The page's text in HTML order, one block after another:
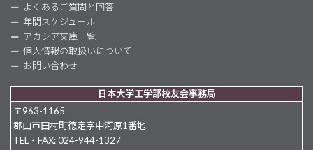
よくあるご質問と回答
年間スケジュール
アカシア文庫一覧
個人情報の取扱いについて
お問い合わせ
日本大学工学部校友会事務局
〒963-1165
郡山市田村町徳定字中河原1番地
TEL・FAX: 024-944-1327